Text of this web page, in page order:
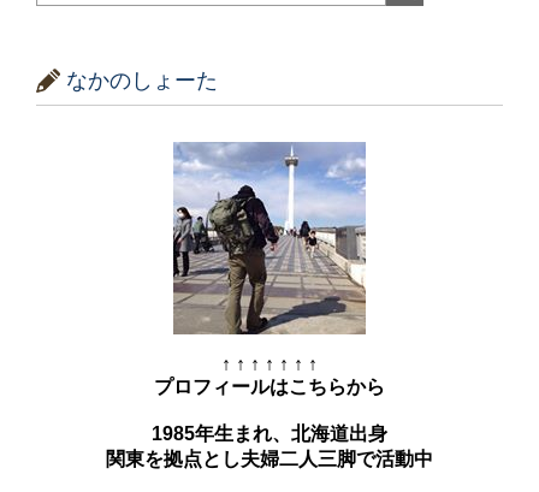
なかのしょーた
↑ ↑ ↑ ↑ ↑ ↑ ↑
プロフィールはこちらから
1985年生まれ、北海道出身
関東を拠点とし夫婦二人三脚で活動中